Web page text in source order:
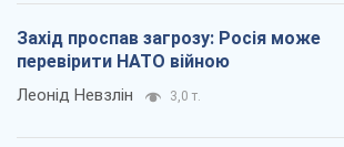
Захід проспав загрозу: Росія може
перевірити НАТО війною
Леонід Невзлін 3,0 т.